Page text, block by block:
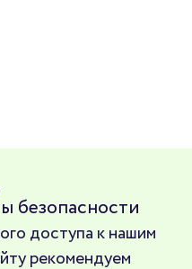
безопасности
доступа к нашим
рекомендуем